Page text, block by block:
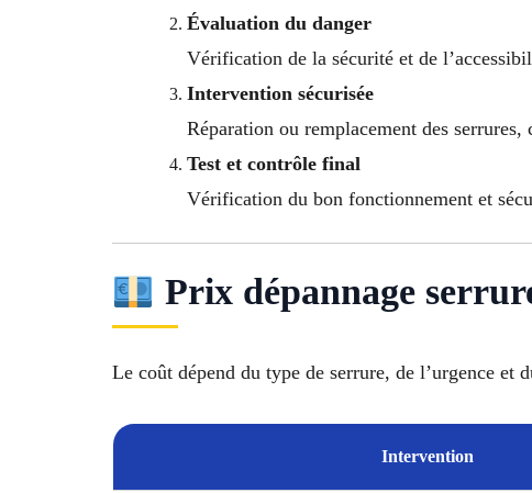
Évaluation du danger
Vérification de la sécurité et de
Intervention sécurisée
Réparation ou remplacement des
Test et contrôle final
Vérification du bon fonctionnement et
Prix dépannage
Le coût dépend du type de serrure, de l’urgence et
Intervention